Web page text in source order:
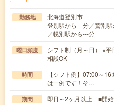
勤務地
北海道登別市
登別駅から---分／鷲別
／幌別駅から---分
曜日頻度
シフト制（月～日） ※
相談OK
時間
【シフト例】07:00～
は一例です！そ…
期間 即日～2ヶ月以上 ■開始